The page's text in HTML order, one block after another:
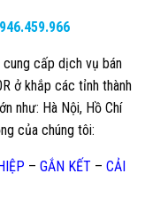
cấp dịch vụ bán
ở khắp các tỉnh thành
như: Hà Nội, Hồ Chí
của chúng tôi:
– GẮN KẾT– CẢI